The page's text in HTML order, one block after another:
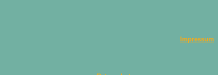
Impressum